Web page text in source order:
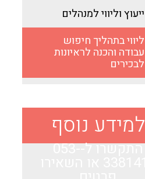
ייעוץ וליווי למנהלים
ליווי בתהליך חיפוש
עבודה והכנה לראיונות
לבכירים
למידע נוסף
התקשרו ל-053-